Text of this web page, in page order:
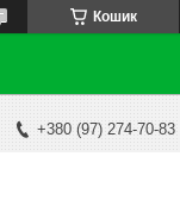
Кошик
+380 (97) 274-70-83